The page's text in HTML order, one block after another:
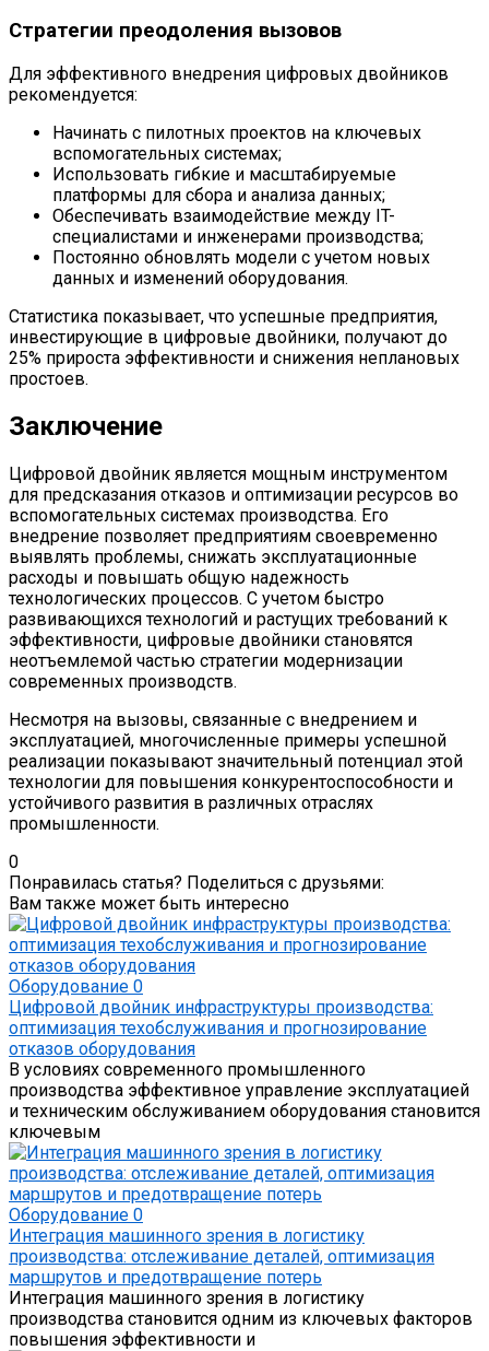
Стратегии преодоления вызовов
Для эффективного внедрения цифровых двойников
рекомендуется:
Начинать с пилотных проектов на ключевых
вспомогательных системах;
Использовать гибкие и масштабируемые
платформы для сбора и анализа данных;
Обеспечивать взаимодействие между IT-
специалистами и инженерами производства;
Постоянно обновлять модели с учетом новых
данных и изменений оборудования.
Статистика показывает, что успешные предприятия,
инвестирующие в цифровые двойники, получают до
25% прироста эффективности и снижения неплановых
простоев.
Заключение
Цифровой двойник является мощным инструментом
для предсказания отказов и оптимизации ресурсов во
вспомогательных системах производства. Его
внедрение позволяет предприятиям своевременно
выявлять проблемы, снижать эксплуатационные
расходы и повышать общую надежность
технологических процессов. С учетом быстро
развивающихся технологий и растущих требований к
эффективности, цифровые двойники становятся
неотъемлемой частью стратегии модернизации
современных производств.
Несмотря на вызовы, связанные с внедрением и
эксплуатацией, многочисленные примеры успешной
реализации показывают значительный потенциал этой
технологии для повышения конкурентоспособности и
устойчивого развития в различных отраслях
промышленности.
0
Понравилась статья? Поделиться с друзьями:
Вам также может быть интересно
Оборудование 0
Цифровой двойник инфраструктуры производства:
оптимизация техобслуживания и прогнозирование
отказов оборудования
В условиях современного промышленного
производства эффективное управление эксплуатацией
и техническим обслуживанием оборудования становится
ключевым
Оборудование 0
Интеграция машинного зрения в логистику
производства: отслеживание деталей, оптимизация
маршрутов и предотвращение потерь
Интеграция машинного зрения в логистику
производства становится одним из ключевых факторов
повышения эффективности и